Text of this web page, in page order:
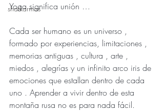
shatkarmas
Yoga significa unión …
Cada ser humano es un universo ,
formado por experiencias, limitaciones ,
memorias antiguas , cultura , arte ,
miedos , alegrías y un infinito arco iris de
emociones que estallan dentro de cada
uno . Aprender a vivir dentro de esta
montaña rusa no es para nada fácil.